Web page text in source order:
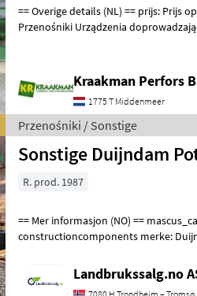
== Overige details (NL) == prijs: Prijs op aanvraag Unit: Stuk
Przenośniki Urządzenia
Kraakman Perfors
1775 T Middenmeer
Przenośniki / Sonstige
Sonstige Duijndam
R. prod. 1987
== Mer informasjon (NO) == mascus_category:
constructioncomponents merke:
Landbrukssalg.no